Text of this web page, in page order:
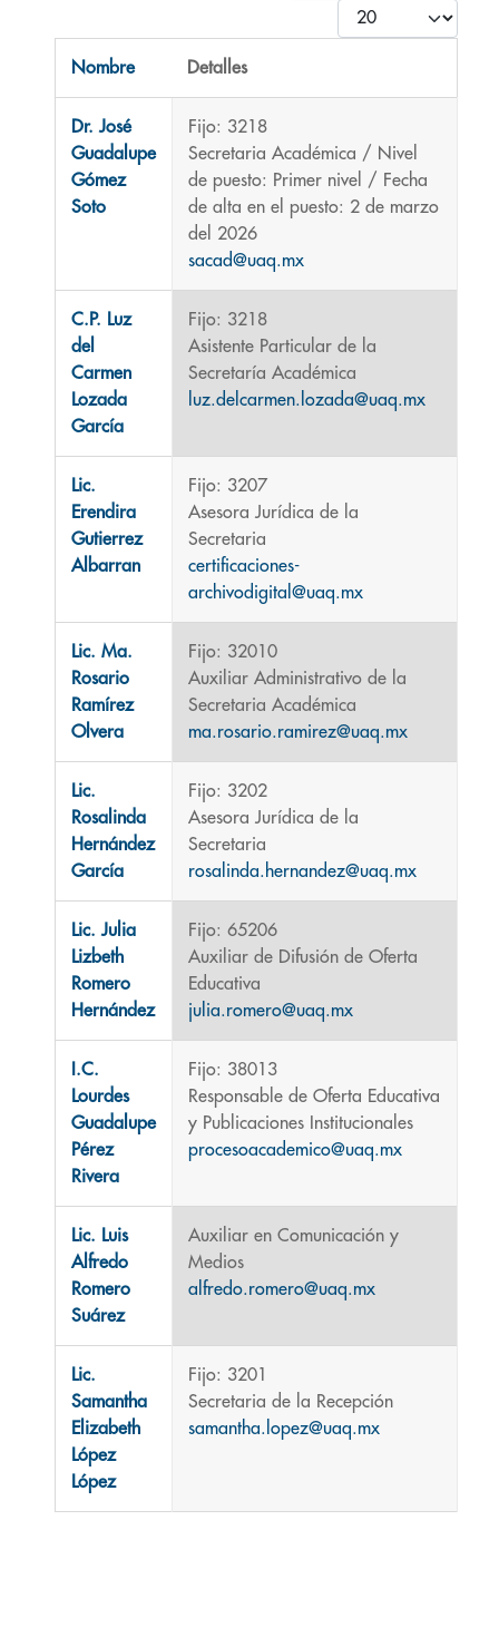
Cantidad
Nombre Detalles
Dr. José
Guadalupe
Gómez
Soto
Fijo: 3218
Secretaria Académica / Nivel
de puesto: Primer nivel / Fecha
de alta en el puesto: 2 de marzo
del 2026
sacad@uaq.mx
C.P. Luz
del
Carmen
Lozada
García
Fijo: 3218
Asistente Particular de la
Secretaría Académica
luz.delcarmen.lozada@uaq.mx
Lic.
Erendira
Gutierrez
Albarran
Fijo: 3207
Asesora Jurídica de la
Secretaria
certificaciones-
archivodigital@uaq.mx
Lic. Ma.
Rosario
Ramírez
Olvera
Fijo: 32010
Auxiliar Administrativo de la
Secretaria Académica
ma.rosario.ramirez@uaq.mx
Lic.
Rosalinda
Hernández
García
Fijo: 3202
Asesora Jurídica de la
Secretaria
rosalinda.hernandez@uaq.mx
Lic. Julia
Lizbeth
Romero
Hernández
Fijo: 65206
Auxiliar de Difusión de Oferta
Educativa
julia.romero@uaq.mx
I.C.
Lourdes
Guadalupe
Pérez
Rivera
Fijo: 38013
Responsable de Oferta Educativa
y Publicaciones Institucionales
procesoacademico@uaq.mx
Lic. Luis
Alfredo
Romero
Suárez
Auxiliar en Comunicación y
Medios
alfredo.romero@uaq.mx
Lic.
Samantha
Elizabeth
López
López
Fijo: 3201
Secretaria de la Recepción
samantha.lopez@uaq.mx